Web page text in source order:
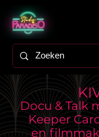
Docu & Talk
Keeper
en